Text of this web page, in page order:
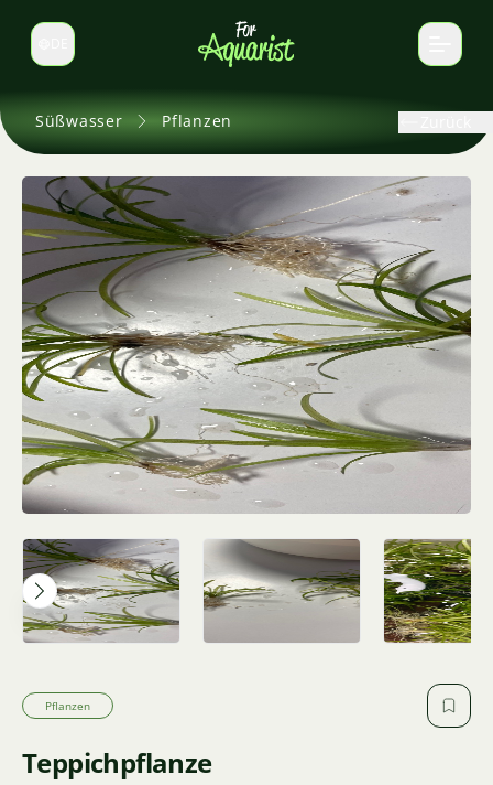
Sprache wechseln
Süßwasser Pflanzen
Pflanzen
Teppichpflanze